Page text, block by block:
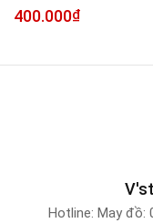
400.000₫
Hotline: May đồ: